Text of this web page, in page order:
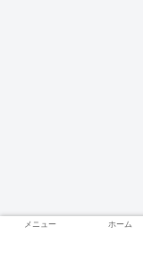
メニュー ホーム